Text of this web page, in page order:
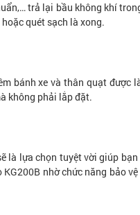
trả lại bầu không khí
quét sạch là xong.
bánh xe và thân quạt được
không phải lắp đặt.
là lựa chọn tuyệt vời giúp
nhờ chức năng bảo